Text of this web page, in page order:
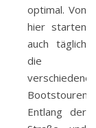
optimal. Von
hier starten
auch täglich
die
verschiedenen
Bootstouren.
Entlang der